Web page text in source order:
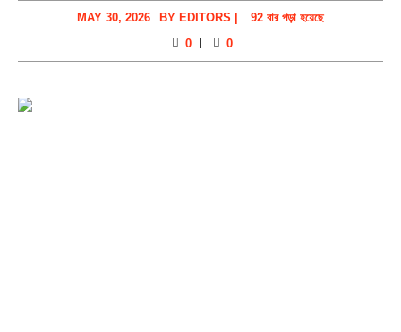
MAY 30, 2026 BY EDITORS
92 বার পড়া হয়েছে
0
0